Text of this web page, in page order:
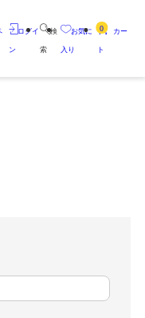
ログイ
ン
検
索
お気に
入り
0 カー
ト